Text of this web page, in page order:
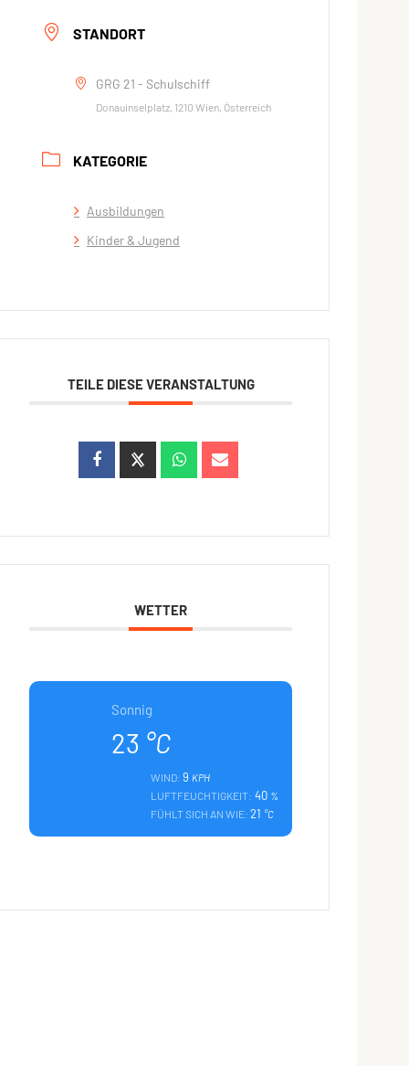
STANDORT
GRG 21 - Schulschiff
Donauinselplatz, 1210 Wien, Österreich
KATEGORIE
Ausbildungen
Kinder & Jugend
TEILE DIESE VERANSTALTUNG
WETTER
Sonnig
23 °C
WIND:9 KPH
LUFTFEUCHTIGKEIT: 40 %
FÜHLT SICH AN WIE:21 °C